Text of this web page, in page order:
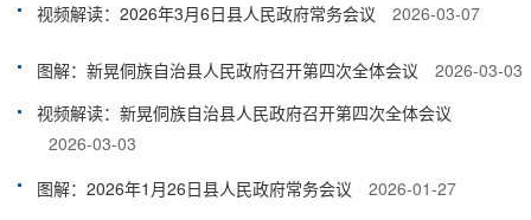
视频解读：2026年3月6日县人民政府常务会议
2026-03-07
图解：新晃侗族自治县人民政府召开第四次全体会议
2026-03-03
视频解读：新晃侗族自治县人民政府召开第四次全体会议
2026-03-03
图解：2026年1月26日县人民政府常务会议
2026-01-27